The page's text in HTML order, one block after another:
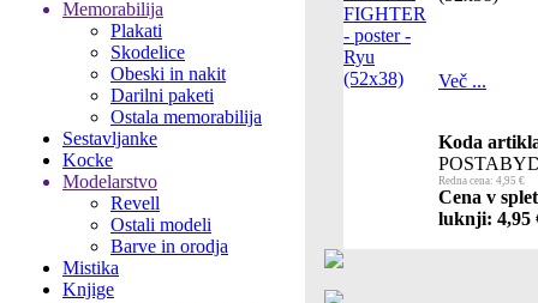
Memorabilija
Plakati
Skodelice
Obeski in nakit
Darilni paketi
Ostala memorabilija
Sestavljanke
Kocke
Modelarstvo
Revell
Ostali modeli
Barve in orodja
Mistika
Knjige
Več ...
Koda
Redna cena: 4,95 €
Cena v
luknji: 4,95